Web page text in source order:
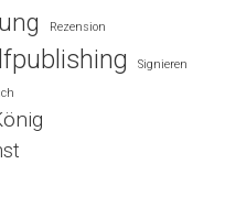
Rezension
Signieren